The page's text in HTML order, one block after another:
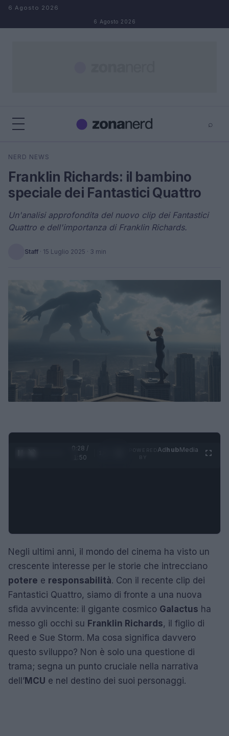
Salta al contenuto
6 Agosto 2026
6 Agosto 2026
⌕
Cerca
NERD NEWS
Franklin Richards: il bambino
speciale dei Fantastici Quattro
Un'analisi approfondita del nuovo clip dei Fantastici
Quattro e dell'importanza di Franklin Richards.
Staff · 15 Luglio 2025 · 3 min
0:28 /
1:50
AdhubMedia
Negli ultimi anni, il mondo del cinema ha visto un
crescente interesse per le storie che intrecciano
potere e responsabilità. Con il recente clip dei
Fantastici Quattro, siamo di fronte a una nuova
sfida avvincente: il gigante cosmico Galactus ha
messo gli occhi su Franklin Richards, il figlio di
Reed e Sue Storm. Ma cosa significa davvero
questo sviluppo? Non è solo una questione di
trama; segna un punto cruciale nella narrativa
dell’MCU e nel destino dei suoi personaggi.